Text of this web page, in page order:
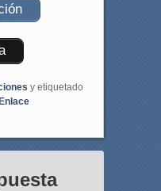
y etiquetado